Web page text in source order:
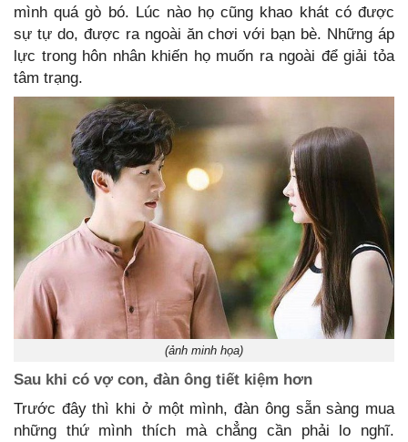
mình quá gò bó. Lúc nào họ cũng khao khát có được
sự tự do, được ra ngoài ăn chơi với bạn bè. Những áp
lực trong hôn nhân khiến họ muốn ra ngoài để giải tỏa
tâm trạng.
(ảnh minh họa)
Sau khi có vợ con, đàn ông tiết kiệm hơn
Trước đây thì khi ở một mình, đàn ông sẵn sàng mua
những thứ mình thích mà chẳng cần phải lo nghĩ.